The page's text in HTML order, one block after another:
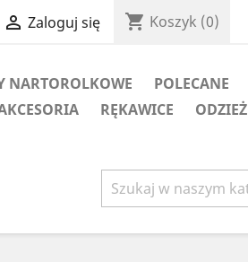
 Zaloguj się shopping_cart Koszyk (0)
NARTOROLKOWE
POLECANE
RĘKAWICE
ODZIEŻ